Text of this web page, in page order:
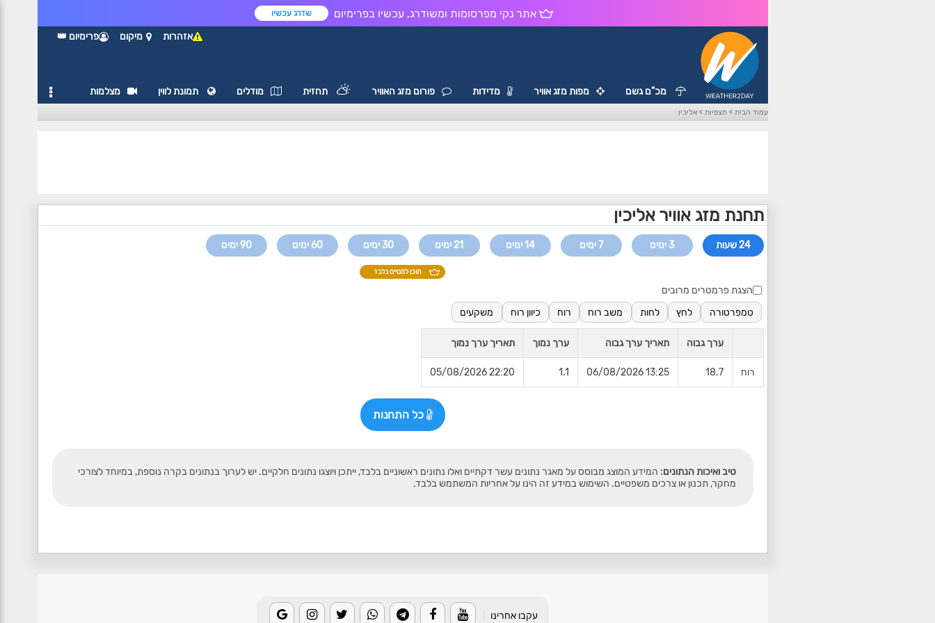
אתר נקי מפרסומות ומשודרג, עכשיו בפרימיום שדרג עכשיו
אזהרות מיקום פרימיום 👑
מכ"ם גשם מפות מזג אוויר מדידות פורום מזג האוויר תחזית מודלים תמונת לווין מצלמות
עמוד הבית >תצפיות >אליכין
תחנת מזג אוויר אליכין
24 שעות 3 ימים 7 ימים 14 ימים 21 ימים 30 ימים 60 ימים 90 ימים
תוכן למנויים בלבד
הצגת פרמטרים מרובים
טמפרטורה
לחץ לחות משב רוח רוח כיוון רוח משקעים
ערך גבוה תאריך ערך גבוה ערך נמוך תאריך ערך נמוך
רוח 18.7
13:25 06/08/2026
1.1
22:20 05/08/2026
כל התחנות
טיב ואיכות הנתונים: המידע המוצג מבוסס על מאגר נתונים עשר דקתיים ואלו נתונים ראשוניים בלבד, ייתכן ויוצגו נתונים חלקיים. יש לערוך בנתונים בקרה נוספת, במיוחד לצורכי
מחקר, תכנון או צרכים משפטיים. השימוש במידע זה הינו על אחריות המשתמש בלבד.
עקבו אחרינו